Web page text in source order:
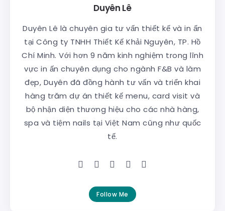
Duyên Lê
Duyên Lê là chuyên gia tư vấn thiết kế và in ấn
tại Công ty TNHH Thiết Kế Khải Nguyên, TP. Hồ
Chí Minh. Với hơn 9 năm kinh nghiệm trong lĩnh
vực in ấn chuyên dụng cho ngành F&B và làm
đẹp, Duyên đã đồng hành tư vấn và triển khai
hàng trăm dự án thiết kế menu, card visit và
bộ nhận diện thương hiệu cho các nhà hàng,
spa và tiệm nails tại Việt Nam cũng như quốc
tế.
Follow Me